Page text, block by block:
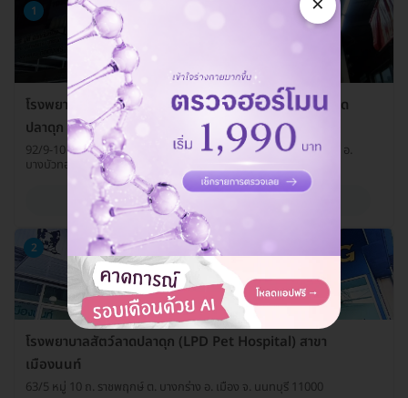
1
โรงพยาบาลสัตว์ลาดปลาดุก (LPD Pet Hospital) สาขาลาด
ปลาดุก
92/9-10 ซ. วัดลาดปลาดุก ถ. บางบัวทอง-สุพรรณบุรี ต. บางรักพัฒนา อ.
บางบัวทอง จ. นนทบุรี 11110
ดูรายละเอียด
2
โรงพยาบาลสัตว์ลาดปลาดุก (LPD Pet Hospital) สาขา
เมืองนนท์
63/5 หมู่ 10 ถ. ราชพฤกษ์ ต. บางกร่าง อ. เมือง จ. นนทบุรี 11000